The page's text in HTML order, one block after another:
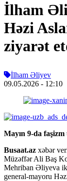
İlham
Həzi
ziyarət
İlham Əliyev
09.05.2026 - 12:10
Mayın 9-da
Busaat.az xəbər
Müzəffər Ali Baş
Mehriban Əliyeva iki
general-mayoru